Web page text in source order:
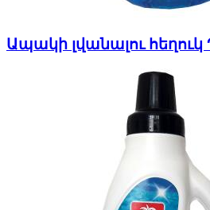
Ապակի լվանալու հեղուկ